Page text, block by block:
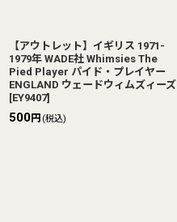
【アウトレット】イギリス 1971-
1979年 WADE社 Whimsies The
Pied Player パイド・プレイヤー
ENGLAND ウェードウィムズィーズ
[EY9407]
500円 (税込)